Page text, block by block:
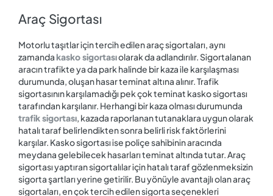
Araç Sigortası
Motorlu taşıtlar için tercih edilen araç sigortaları, aynı
zamandakasko sigortasıolarak da adlandırılır. Sigortalanan
aracın trafikte ya da park halinde bir kaza ile karşılaşması
durumunda, oluşan hasar teminat altına alınır. Trafik
sigortasının karşılamadığı pek çok teminat kasko sigortası
tarafından karşılanır. Herhangi bir kaza olması durumunda
trafik sigortası, kazada raporlanan tutanaklara uygun olarak
hatalı taraf belirlendikten sonra belirli risk faktörlerini
karşılar. Kasko sigortası ise poliçe sahibinin aracında
meydana gelebilecek hasarları teminat altında tutar. Araç
sigortası yaptıran sigortalılar için hatalı taraf gözlenmeksizin
sigorta şartları yerine getirilir. Bu yönüyle avantajlı olan araç
sigortaları, en çok tercih edilen sigorta seçenekleri